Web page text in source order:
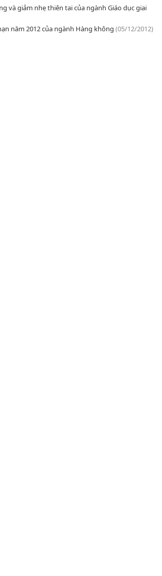
và giảm nhẹ thiên tai của ngành Giáo dục giai
năm 2012 của ngành Hàng không (05/12/2012)